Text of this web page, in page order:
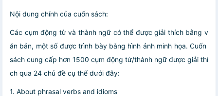
Nội dung chính của cuốn sách:
Các cụm động từ và thành ngữ có thể được giải thích bằng v
ăn bản, một số được trình bày bằng hình ảnh minh họa. Cuốn
sách cung cấp hơn 1500 cụm động từ/thành ngữ được giải thí
ch qua 24 chủ đề cụ thể dưới đây:
1. About phrasal verbs and idioms